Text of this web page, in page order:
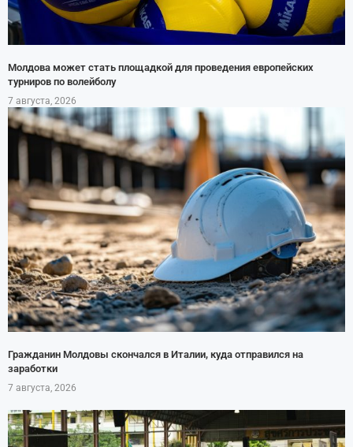
Молдова может стать площадкой для проведения европейских
турниров по волейболу
7 августа, 2026
Гражданин Молдовы скончался в Италии, куда отправился на
заработки
7 августа, 2026